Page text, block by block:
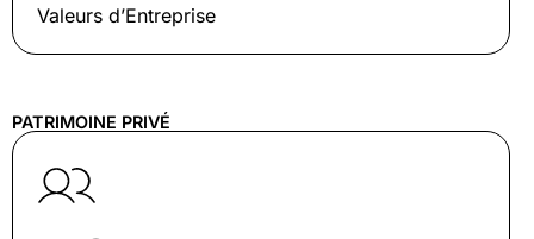
Valeurs d’Entreprise
PATRIMOINE PRIVÉ